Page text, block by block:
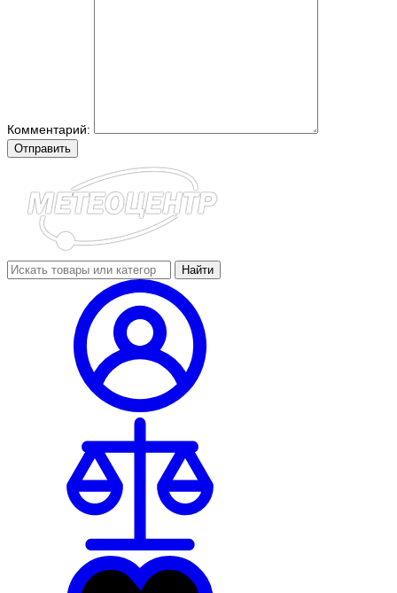
Комментарий:
Отправить
Найти